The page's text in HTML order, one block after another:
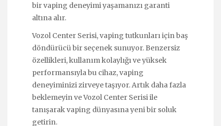
bir vaping deneyimi yaşamanızı garanti
altına alır.
Vozol Center Serisi, vaping tutkunları için baş
döndürücü bir seçenek sunuyor. Benzersiz
özellikleri, kullanım kolaylığı ve yüksek
performansıyla bu cihaz, vaping
deneyiminizi zirveye taşıyor. Artık daha fazla
beklemeyin ve Vozol Center Serisi ile
tanışarak vaping dünyasına yeni bir soluk
getirin.